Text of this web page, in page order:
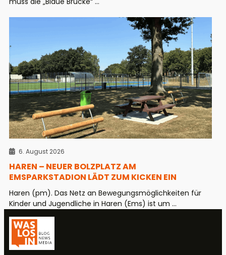
6. August 2026
HAREN – NEUER BOLZPLATZ AM
EMSPARKSTADION LÄDT ZUM KICKEN EIN
Haren (pm). Das Netz an Bewegungsmöglichkeiten für
Kinder und Jugendliche in Haren (Ems) ist um ...